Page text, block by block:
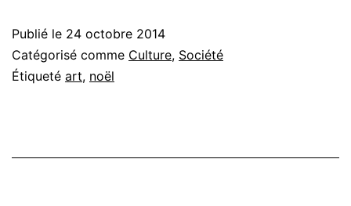
Publié le 24 octobre 2014
Catégorisé comme Culture, Société
Étiqueté art, noël